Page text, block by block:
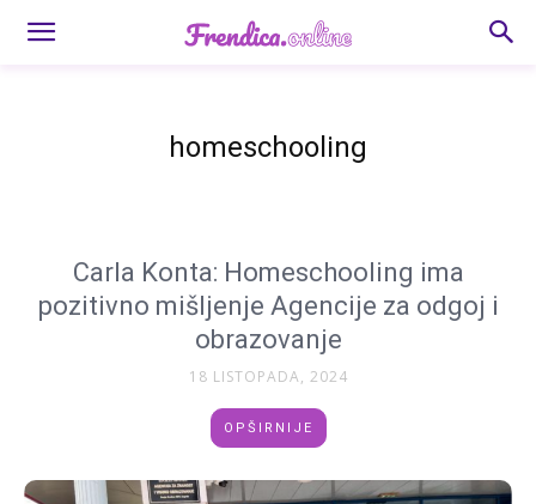
homeschooling
Carla Konta: Homeschooling ima
pozitivno mišljenje Agencije za odgoj i
obrazovanje
18 LISTOPADA, 2024
OPŠIRNIJE